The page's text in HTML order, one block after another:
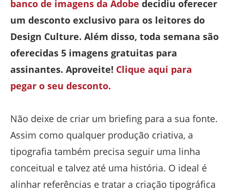
banco de imagens da Adobe decidiu oferecer
um desconto exclusivo para os leitores do
Design Culture. Além disso, toda semana são
oferecidas 5 imagens gratuitas para
assinantes. Aproveite! Clique aqui para
pegar o seu desconto.
Não deixe de criar um briefing para a sua fonte.
Assim como qualquer produção criativa, a
tipografia também precisa seguir uma linha
conceitual e talvez até uma história. O ideal é
alinhar referências e tratar a criação tipográfica